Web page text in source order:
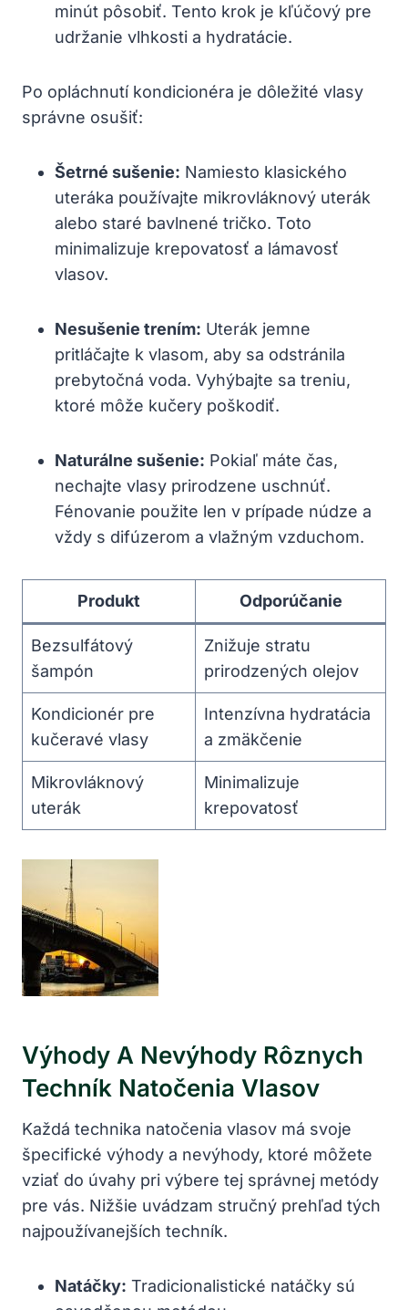
minút pôsobiť. Tento krok je kľúčový pre
udržanie vlhkosti a hydratácie.
Po opláchnutí kondicionéra je dôležité vlasy
správne⁢ osušiť:
Šetrné sušenie: Namiesto klasického
uteráka používajte mikrovláknový uterák
alebo staré bavlnené tričko. Toto
minimalizuje krepovatosť a​ lámavosť
vlasov.
Nesušenie trením: Uterák jemne
pritláčajte k vlasom, aby sa odstránila
prebytočná voda. Vyhýbajte sa treniu,​
ktoré môže kučery poškodiť.
Naturálne sušenie: Pokiaľ ⁤máte čas,
nechajte vlasy prirodzene uschnúť.
Fénovanie použite len v prípade núdze a
vždy s difúzerom a vlažným vzduchom.
Produkt Odporúčanie
Bezsulfátový
šampón
Znižuje stratu
prirodzených olejov
Kondicionér pre
kučeravé vlasy
Intenzívna hydratácia
a zmäkčenie
Mikrovláknový
uterák
Minimalizuje
krepovatosť
Výhody A Nevýhody Rôznych
Techník Natočenia Vlasov
Každá technika ​natočenia vlasov ⁤má svoje
špecifické výhody a nevýhody, ktoré môžete
vziať do úvahy pri výbere tej správnej metódy
pre vás. Nižšie uvádzam stručný prehľad tých
najpoužívanejších techník.
Natáčky: Tradicionalistické natáčky sú